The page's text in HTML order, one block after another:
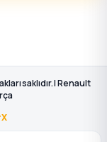
saklıdır. | Renault